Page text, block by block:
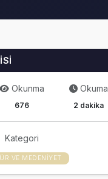
Okunma
676
Okuma
2 dakika
Kategori
VE MEDENIYET